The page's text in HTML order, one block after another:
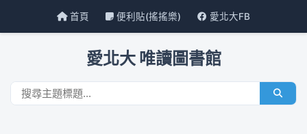
首頁 便利貼(搖搖樂) 愛北大FB
愛北大 唯讀圖書館